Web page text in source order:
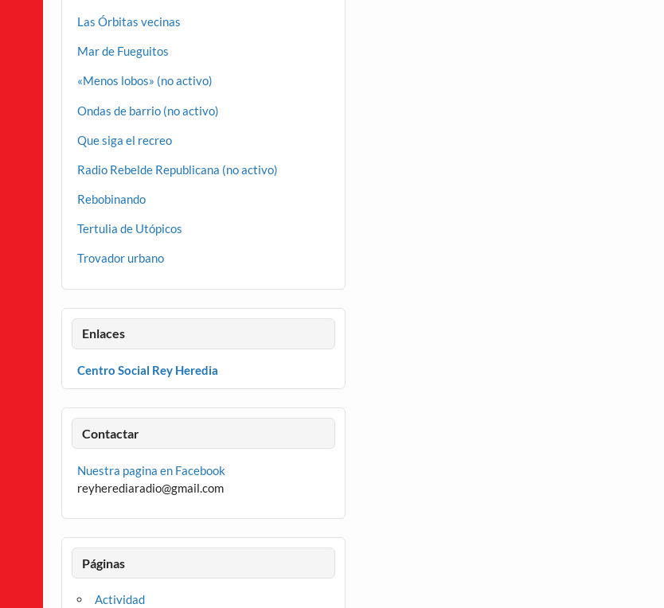
Las Órbitas vecinas
Mar de Fueguitos
«Menos lobos» (no activo)
Ondas de barrio (no activo)
Que siga el recreo
Radio Rebelde Republicana (no activo)
Rebobinando
Tertulia de Utópicos
Trovador urbano
Enlaces
Centro Social Rey Heredia
Contactar
Nuestra pagina en Facebook
reyherediaradio@gmail.com
Páginas
Actividad